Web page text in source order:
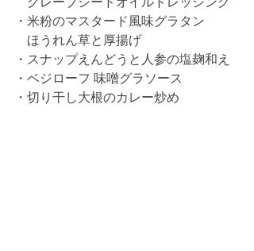
・米粉のマスタード風味グラタン
ほうれん草と厚揚げ
・スナップえんどうと人参の塩麹和え
・ベジローフ 味噌グラソース
・切り干し大根のカレー炒め